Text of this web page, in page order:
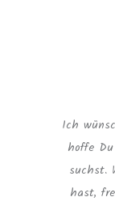
Ich
hoffe
suchst.
hast,